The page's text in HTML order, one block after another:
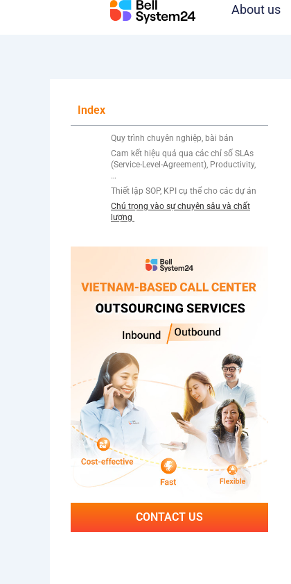
About us
Index
Quy trình chuyên nghiệp, bài bản
Cam kết hiệu quả qua các chỉ số SLAs
(Service-Level-Agreement), Productivity,
…
Thiết lập SOP, KPI cụ thể cho các dự án
Chú trọng vào sự chuyên sâu và chất
lượng
CONTACT US